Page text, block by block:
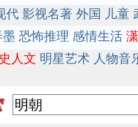
代 影视名著 外国 儿童
墨 恐怖推理 感情生活
人文 明星艺术 人物音